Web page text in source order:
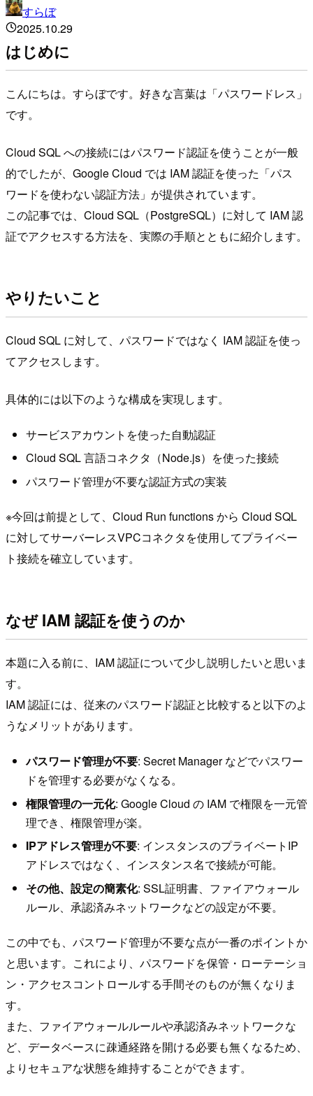
すらぼ
2025.10.29
はじめに
こんにちは。すらぼです。好きな言葉は「パスワードレス」
です。
Cloud SQL への接続にはパスワード認証を使うことが一般
的でしたが、Google Cloud では IAM 認証を使った「パス
ワードを使わない認証方法」が提供されています。
この記事では、Cloud SQL（PostgreSQL）に対して IAM 認
証でアクセスする方法を、実際の手順とともに紹介します。
やりたいこと
Cloud SQL に対して、パスワードではなく IAM 認証を使っ
てアクセスします。
具体的には以下のような構成を実現します。
サービスアカウントを使った自動認証
Cloud SQL 言語コネクタ（Node.js）を使った接続
パスワード管理が不要な認証方式の実装
※今回は前提として、Cloud Run functions から Cloud SQL
に対してサーバーレスVPCコネクタを使用してプライベー
ト接続を確立しています。
なぜ IAM 認証を使うのか
本題に入る前に、IAM 認証について少し説明したいと思いま
す。
IAM 認証には、従来のパスワード認証と比較すると以下のよ
うなメリットがあります。
パスワード管理が不要: Secret Manager などでパスワー
ドを管理する必要がなくなる。
権限管理の一元化: Google Cloud の IAM で権限を一元管
理でき、権限管理が楽。
IPアドレス管理が不要: インスタンスのプライベートIP
アドレスではなく、インスタンス名で接続が可能。
その他、設定の簡素化: SSL証明書、ファイアウォール
ルール、承認済みネットワークなどの設定が不要。
この中でも、パスワード管理が不要な点が一番のポイントか
と思います。これにより、パスワードを保管・ローテーショ
ン・アクセスコントロールする手間そのものが無くなりま
す。
また、ファイアウォールルールや承認済みネットワークな
ど、データベースに疎通経路を開ける必要も無くなるため、
よりセキュアな状態を維持することができます。